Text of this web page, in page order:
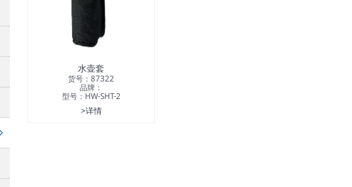
水壶套
货号：87322
品牌：
型号：HW-SHT-2
>详情